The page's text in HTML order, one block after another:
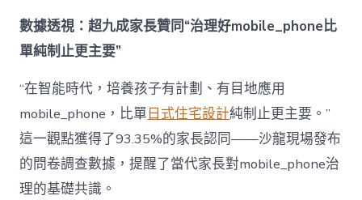
成
為
東
西”，
而
非
“家
庭
數據透視：超九成家長贊同“治理好mobile_phone比
單純制止更主要”
“在智能時代，培養孩子有計劃、有目地應用
mobile_phone，比單日式住宅設計純制止更主要。”
這一觀點獲得了93.35%的家長認同——沙龍現場發布
的問卷調查數據，提醒了當代家長對mobile_phone治
理的基礎共識。